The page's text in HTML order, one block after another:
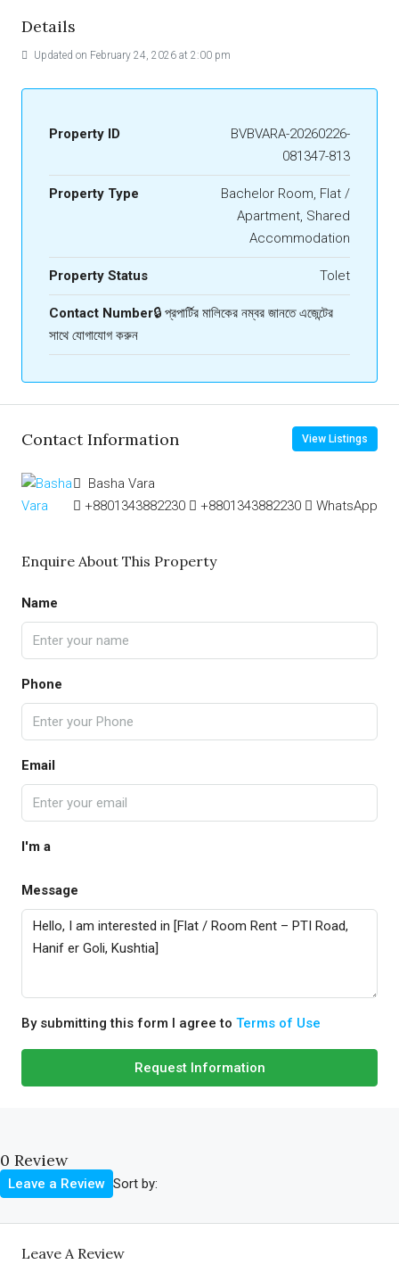
Details
Updated on February 24, 2026 at 2:00 pm
Property ID
BVBVARA-20260226-
081347-813
Property Type
Bachelor Room, Flat /
Apartment, Shared
Accommodation
Property Status Tolet
Contact Number🔒 প্রপার্টির মালিকের নম্বর জানতে এজেন্টের
সাথে যোগাযোগ করুন
Contact Information View Listings
Basha Vara
+8801343882230
+8801343882230 WhatsApp
Enquire About This Property
Name
Phone
Email
I'm a
Message
By submitting this form I agree to Terms of Use
Request Information
0 Review
Sort by:
Leave a Review
Leave A Review